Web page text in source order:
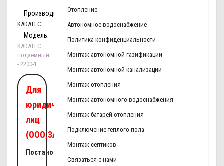
Отопление
Автономное водоснабжение
Политика конфиденциальности
Монтаж автономной газификации
Монтаж автономной канализации
Монтаж отопления
Монтаж автономного водоснабжения
Монтаж батарей отопления
Подключение теплого пола
Монтаж септиков
Связаться с нами
Производитель:
KADATEC
Модель:
KADATEC
подземный
- 2200-1
Для
юридических
лиц
(ООО,ЗАО,ОАО):
Постановка